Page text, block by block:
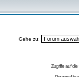
Gehe zu:
Zugriffe auf